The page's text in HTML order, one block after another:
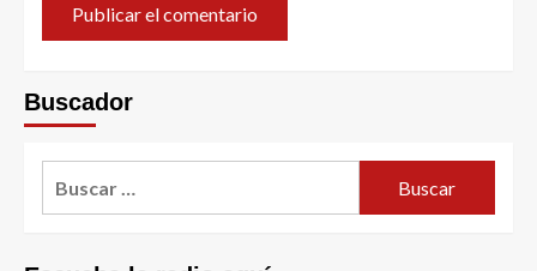
Buscador